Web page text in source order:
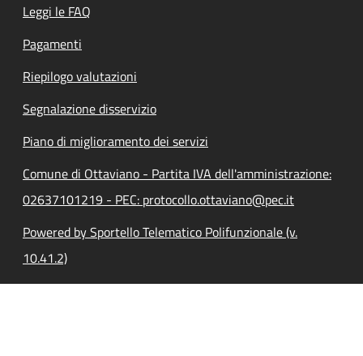
Leggi le FAQ
Pagamenti
Riepilogo valutazioni
Segnalazione disservizio
Piano di miglioramento dei servizi
Comune di Ottaviano - Partita IVA dell'amministrazione:
02637101219 - PEC: protocollo.ottaviano@pec.it
Powered by Sportello Telematico Polifunzionale (v.
10.41.2)